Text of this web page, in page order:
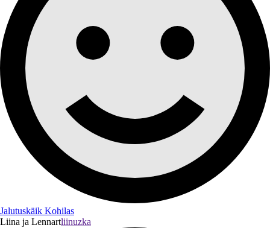
Jalutuskäik Kohilas
Liina ja Lennartliinuzka